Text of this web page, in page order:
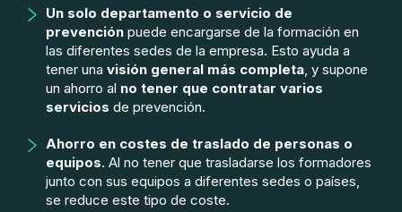
Un solo departamento o servicio de
prevención puede encargarse de la formación en
las diferentes sedes de la empresa. Esto ayuda a
tener unavisión general más completa , y supone
un ahorro al no tener que contratar varios
servicios de prevención.
Ahorro en costes de traslado de personas o
equipos. Al no tener que trasladarse los formadores
junto con sus equipos a diferentes sedes o países,
se reduce este tipo de coste.